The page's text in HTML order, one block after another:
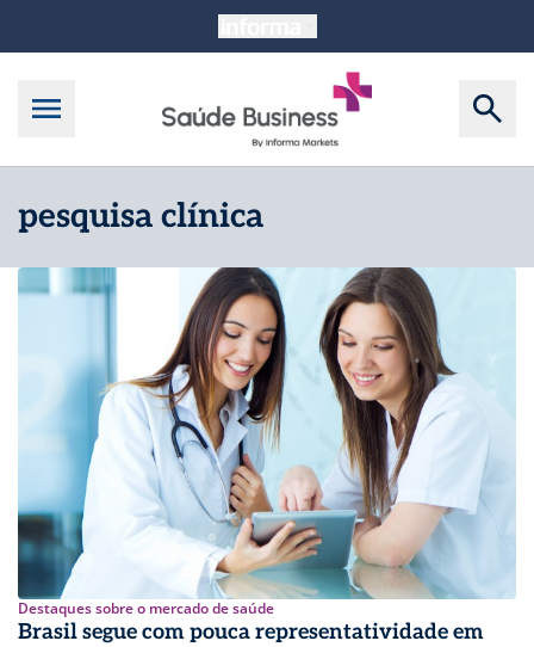
pesquisa clínica
Destaques sobre o mercado de saúde
Brasil segue com pouca representatividade em